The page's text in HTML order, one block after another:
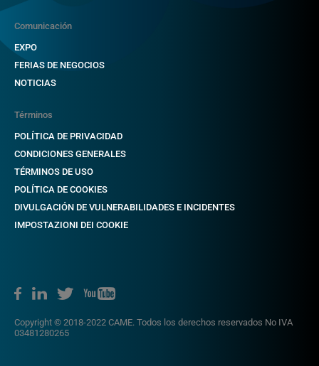
Comunicación
EXPO
FERIAS DE NEGOCIOS
NOTICIAS
Copyright © 2018-2022 CAME. Todos los derechos reservados No IVA
03481280265
Términos
POLÍTICA DE PRIVACIDAD
CONDICIONES GENERALES
TÉRMINOS DE USO
POLÍTICA DE COOKIES
DIVULGACIÓN DE VULNERABILIDADES E INCIDENTES
IMPOSTAZIONI DEI COOKIE